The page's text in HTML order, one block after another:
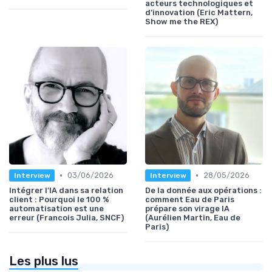
acteurs technologiques et
d’innovation (Eric Mattern,
Show me the REX)
Interview • 03/06/2026
Intégrer l'IA dans sa relation
client : Pourquoi le 100 %
automatisation est une
erreur (Francois Julia, SNCF)
Interview •
28/05/2026
De la donnée aux opérations :
comment Eau de Paris
prépare son virage IA
(Aurélien Martin, Eau de
Paris)
Les plus lus